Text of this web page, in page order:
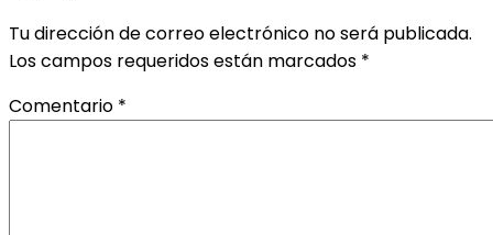
Tu dirección de correo electrónico no será publicada.
Los campos requeridos están marcados *
Comentario *